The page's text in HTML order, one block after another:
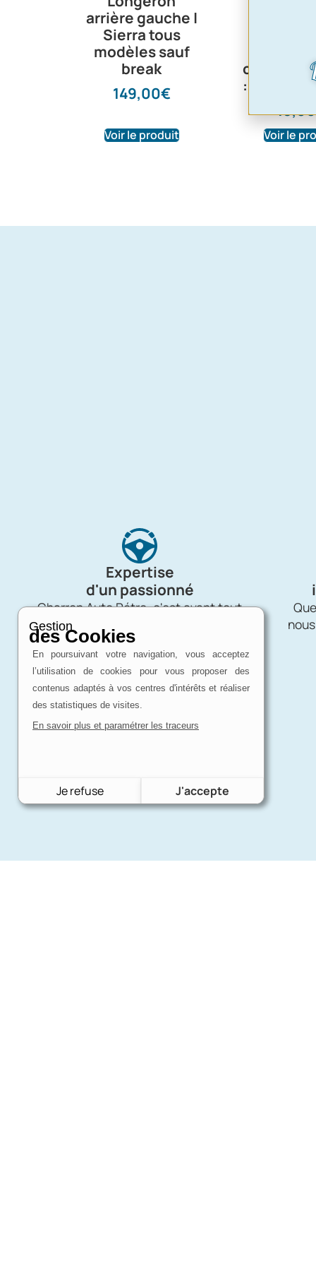
arrière gauche |
Sierra tous
modèles sauf
break
149,00€
Voir le produit
de
coté
:
18,00
Voir le
Expertise
d'un passionné
Charron Auto Rétro, c'est avant tout
Gestion
des Cookies
En poursuivant votre navigation, vous acceptez
l’utilisation de cookies pour vous proposer des
contenus adaptés à vos centres d'intérêts et réaliser
des statistiques de visites.
En savoir plus et paramétrer les traceurs
Je refuse J'accepte